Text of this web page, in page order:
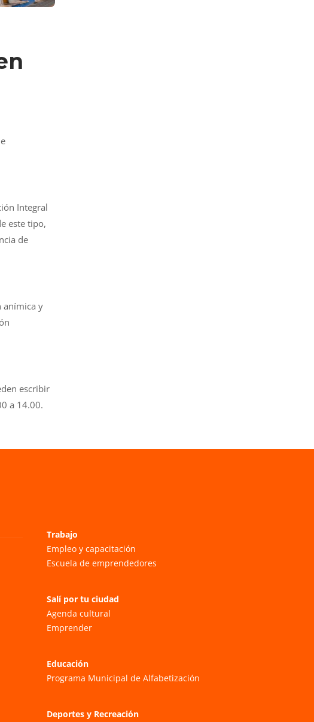
Integral
este tipo,
de
anímica y
escribir
a 14.00.
Trabajo
Empleo y capacitación
Escuela de emprendedores
Salí por tu ciudad
Agenda cultural
Emprender
Educación
Programa Municipal de Alfabetización
Deportes y Recreación